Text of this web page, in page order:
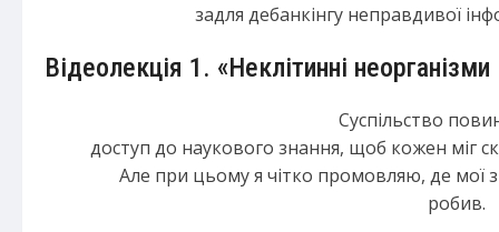
задля дебанкінгу неправдивої
Відеолекція 1. «Неклітинні неорганізми
Суспільство
доступ до наукового знання, щоб кожен міг
Але при цьому я чітко промовляю, де мої
робив.